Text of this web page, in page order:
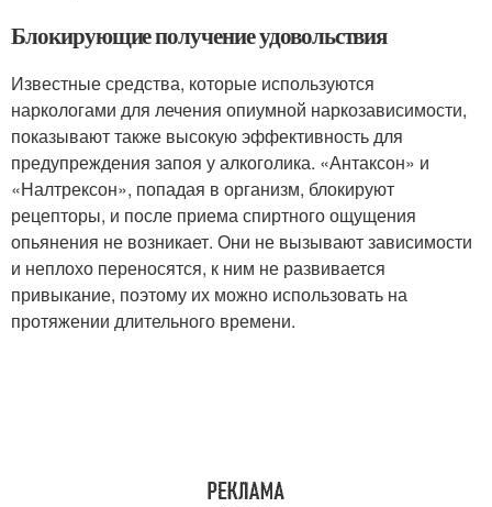
Блокирующие получение удовольствия
Известные средства, которые используются
наркологами для лечения опиумной наркозависимости,
показывают также высокую эффективность для
предупреждения запоя у алкоголика. «Антаксон» и
«Налтрексон», попадая в организм, блокируют
рецепторы, и после приема спиртного ощущения
опьянения не возникает. Они не вызывают зависимости
и неплохо переносятся, к ним не развивается
привыкание, поэтому их можно использовать на
протяжении длительного времени.